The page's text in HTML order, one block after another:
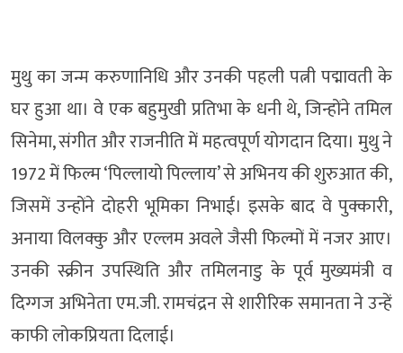
मुथु का जन्म करुणानिधि और उनकी पहली पत्नी पद्मावती के
घर हुआ था। वे एक बहुमुखी प्रतिभा के धनी थे, जिन्होंने तमिल
सिनेमा, संगीत और राजनीति में महत्वपूर्ण योगदान दिया। मुथु ने
1972 में फिल्म ‘पिल्लायो पिल्लाय’ से अभिनय की शुरुआत की,
जिसमें उन्होंने दोहरी भूमिका निभाई। इसके बाद वे पुक्कारी,
अनाया विलक्कु और एल्लम अवले जैसी फिल्मों में नजर आए।
उनकी स्क्रीन उपस्थिति और तमिलनाडु के पूर्व मुख्यमंत्री व
दिग्गज अभिनेता एम.जी. रामचंद्रन से शारीरिक समानता ने उन्हें
काफी लोकप्रियता दिलाई।